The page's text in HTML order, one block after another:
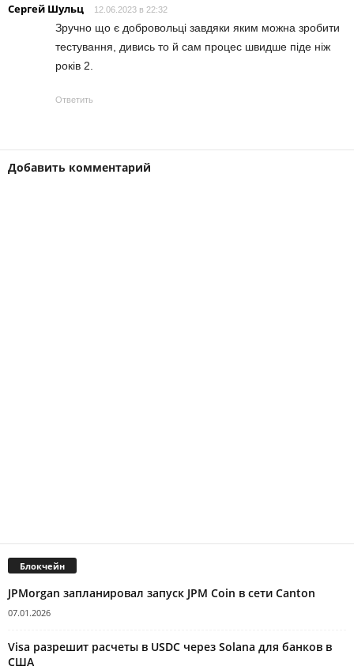
Сергей Шульц 12.06.2023 в 22:32
Зручно що є добровольці завдяки яким можна зробити
тестування, дивись то й сам процес швидше піде ніж
років 2.
Ответить
Добавить комментарий
Блокчейн
JPMorgan запланировал запуск JPM Coin в сети Canton
07.01.2026
Visa разрешит расчеты в USDC через Solana для банков в
США